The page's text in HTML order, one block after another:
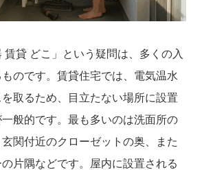
賃貸 どこ」という疑問は、多くの入
のです。賃貸住宅では、電気温水
取るため、目立たない場所に設置
般的です。最も多いのは洗面所の
関付近のクローゼットの奥、また
片隅などです。屋内に設置される